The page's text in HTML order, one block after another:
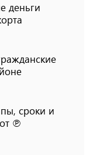
деньги
сроки и
℗